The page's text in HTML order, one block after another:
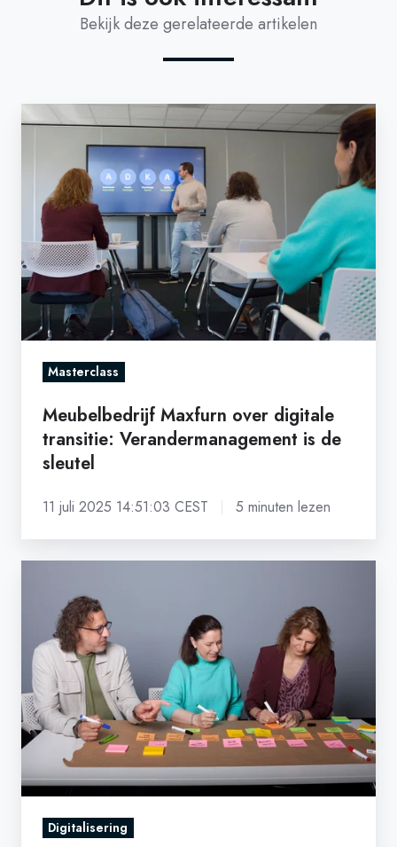
Bekijk deze gerelateerde artikelen
Meubelbedrijf
digitale
transitie:
Verandermanagement
is
de
sleutel
Masterclass
Meubelbedrijf Maxfurn over digitale
transitie: Verandermanagement is de
sleutel
11 juli 2025 14:51:03 CEST 5 minuten lezen
mkb:
mensen
maken
het
verschil.
Of
toch
niet?Digitalisering